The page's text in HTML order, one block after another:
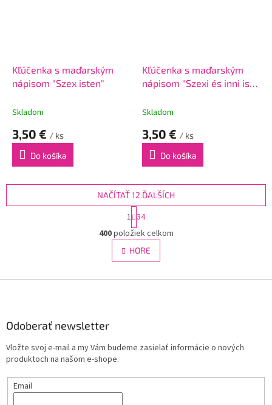
Kľúčenka s maďarským
nápisom "Szex isten"
Skladom
3,50 € / ks
Do košíka
Kľúčenka s maďarským
nápisom "Szexi és inni is
Skladom
3,50 € / ks
Do košíka
O
v
l
á
r
v
y
NAČÍTAŤ 12 ĎALŠÍCH
S
t
r
á
n
k
v
1 34
400položiek celkom
HORE
Odoberať newsletter
Vložte svoj e-mail a my Vám budeme zasielať informácie o nových
produktoch na našom e-shope.
Email